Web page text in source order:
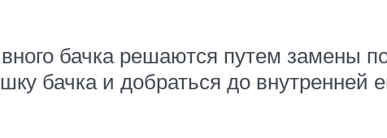
бачка решаются путем замены
бачка и добраться до внутренней